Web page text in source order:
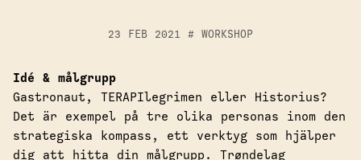
23 FEB 2021 # WORKSHOP
Idé & målgrupp
Gastronaut, TERAPIlegrimen eller Historius?
Det är exempel på tre olika personas inom den
strategiska kompass, ett verktyg som hjälper
dig att hitta din målgrupp. Trøndelag